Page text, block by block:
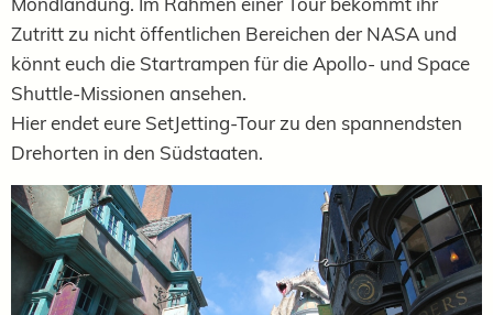
Zutritt zu nicht öffentlichen Bereichen der NASA und
könnt euch die Startrampen für die Apollo- und Space
Shuttle-Missionen ansehen.
Hier endet eure SetJetting-Tour zu den spannendsten
Drehorten in den Südstaaten.